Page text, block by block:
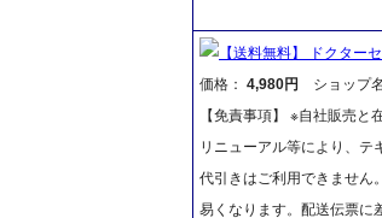
【送料無料】 ドクター
価格： 4,980円
ショップ
【免責事項】 ※自社販売
リニューアル等により、テ
代引きはご利用できません
易くなります。配送伝票に